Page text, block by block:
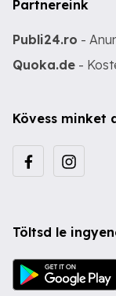
Partnereink
Publi24.ro -
Quoka.de -
Kövess minket
Töltsd le